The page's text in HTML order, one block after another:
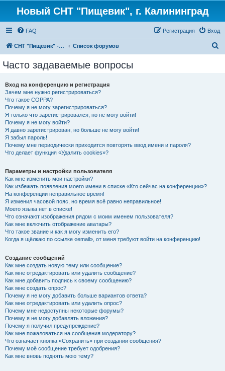
Новый СНТ "Пищевик", г. Калининград
FAQ Вход
Регистрация
СНТ "Пищевик" - возвращение на Главную страницу Список форумов
Часто задаваемые вопросы
Вход на конференцию и регистрация
Зачем мне нужно регистрироваться?
Что такое COPPA?
Почему я не могу зарегистрироваться?
Я только что зарегистрировался, но не могу войти!
Почему я не могу войти?
Я давно зарегистрирован, но больше не могу войти!
Я забыл пароль!
Почему мне периодически приходится повторять ввод имени и пароля?
Что делает функция «Удалить cookies»?
Параметры и настройки пользователя
Как мне изменить мои настройки?
Как избежать появления моего имени в списке «Кто сейчас на конференции»?
На конференции неправильное время!
Я изменил часовой пояс, но время всё равно неправильное!
Моего языка нет в списке!
Что означают изображения рядом с моим именем пользователя?
Как мне включить отображение аватары?
Что такое звание и как я могу изменить его?
Когда я щёлкаю по ссылке «email», от меня требуют войти на конференцию!
Создание сообщений
Как мне создать новую тему или сообщение?
Как мне отредактировать или удалить сообщение?
Как мне добавить подпись к своему сообщению?
Как мне создать опрос?
Почему я не могу добавить больше вариантов ответа?
Как мне отредактировать или удалить опрос?
Почему мне недоступны некоторые форумы?
Почему я не могу добавлять вложения?
Почему я получил предупреждение?
Как мне пожаловаться на сообщения модератору?
Что означает кнопка «Сохранить» при создании сообщения?
Почему моё сообщение требует одобрения?
Как мне вновь поднять мою тему?